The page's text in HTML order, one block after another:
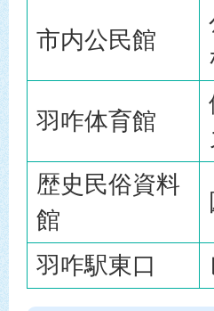
市内公民館
羽咋体育館
歴史民俗資料
館
羽咋駅東口